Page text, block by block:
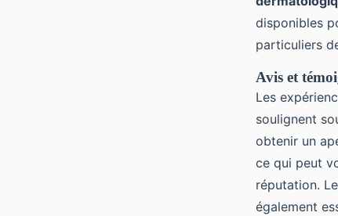
disponibles
particuliers
Avis et
Les
soulignent
obtenir un
ce qui peut
réputation.
également